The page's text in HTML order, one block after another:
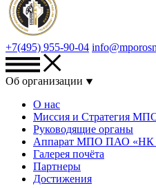
+7(495) 955-90-04
Об организации
О нас
Миссия и Стратегия
Руководящие органы
Аппарат МПО ПАО «НК
Галерея почёта
Партнеры
Достижения